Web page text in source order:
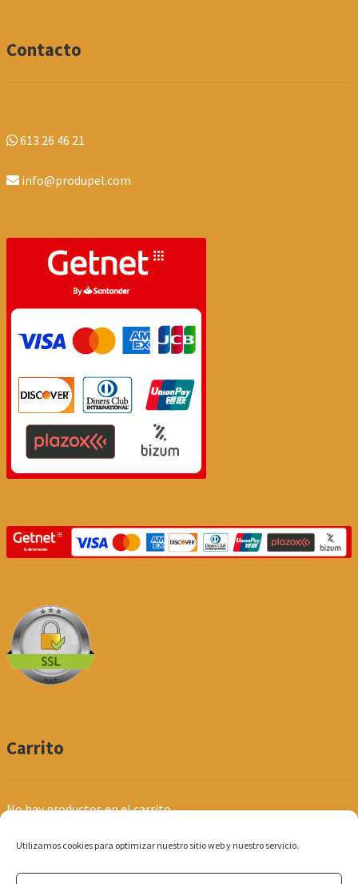
Utilizamos cookies para optimizar nuestro sitio web y nuestro servicio.
Contacto
613 26 46 21
info@produpel.com
Carrito
No hay productos en el carrito.